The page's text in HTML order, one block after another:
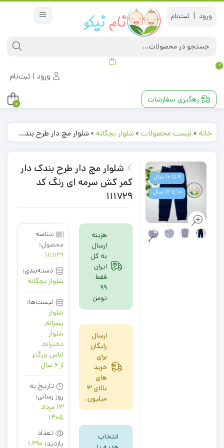
|
0
ورود | ثبت‌نام
رهگیری سفارشات 0
خانه » لیست محصولات »شلوار بچگانه »شلوار مچ دار طرح بندک دار کمر کش سرمه ای رنگ کد 111729
8 تا 10 سال
10 تا 12 سال
شلوار مچ دار طرح بندک دار
کمر کش سرمه ای رنگ کد
111729
هزینه
ارسال
به کل
ایران
فقط
99
تومن
ارسال
رایگان
برای
خرید
های
بالای 3
میلیون.
انتخاب
شناسه
محصول:
111729
دسته‌بندی:
شلوار بچگانه
لیست‌ها:
شلوار
پسرانه,
شلوار
دخترانه,
لباس بزرگتر
از 6 سال
تاریخ به
روز رسانی:
13 مرداد
1405
تعداد
بازدید: 1,290